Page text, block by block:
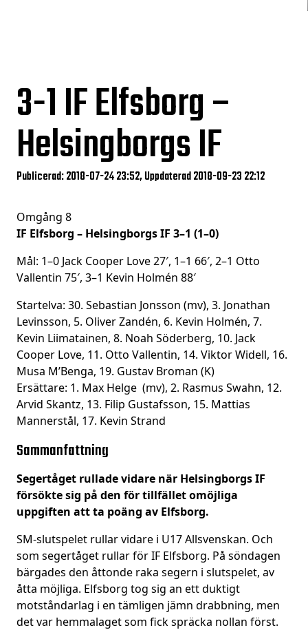
3-1IF Elfsborg –
Helsingborgs IF
Publicerad: 2018-07-24 23:52, Uppdaterad 2018-09-23 22:12
Omgång 8
IF Elfsborg – Helsingborgs IF 3–1 (1–0)
Mål: 1–0 Jack Cooper Love 27′, 1–1 66′, 2–1 Otto
Vallentin 75′, 3–1 Kevin Holmén 88′
Startelva: 30. Sebastian Jonsson (mv), 3. Jonathan
Levinsson, 5. Oliver Zandén, 6. Kevin Holmén, 7.
Kevin Liimatainen, 8. Noah Söderberg, 10. Jack
Cooper Love, 11. Otto Vallentin, 14. Viktor Widell, 16.
Musa M’Benga, 19. Gustav Broman (K)
Ersättare: 1. Max Helge (mv), 2. Rasmus Swahn, 12.
Arvid Skantz, 13. Filip Gustafsson, 15. Mattias
Mannerstål, 17. Kevin Strand
Sammanfattning
Segertåget rullade vidare när Helsingborgs IF
försökte sig på den för tillfället omöjliga
uppgiften att ta poäng av Elfsborg.
SM-slutspelet rullar vidare i U17 Allsvenskan. Och
som segertåget rullar för IF Elfsborg. På söndagen
bärgades den åttonde raka segern i slutspelet, av
åtta möjliga. Elfsborg tog sig an ett duktigt
motståndarlag i en tämligen jämn drabbning, men
det var hemmalaget som fick spräcka nollan först.